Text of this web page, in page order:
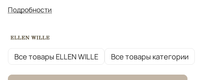
Подробности
Все товары ELLEN WILLE Все товары категории